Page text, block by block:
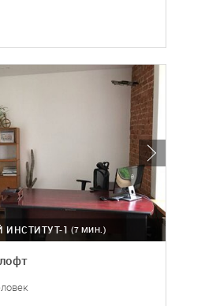
(7 МИН.)
ИНСТИТУТ-1